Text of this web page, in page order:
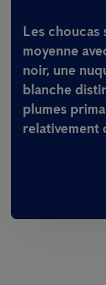
Les choucas
moyenne
noir, une
blanche
plumes
relativement